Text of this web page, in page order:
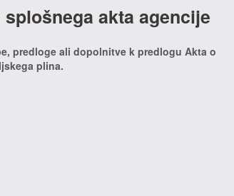
akta agencije
predloge ali dopolnitve k predlogu Akta o
plina.